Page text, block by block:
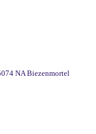
NA Biezenmortel